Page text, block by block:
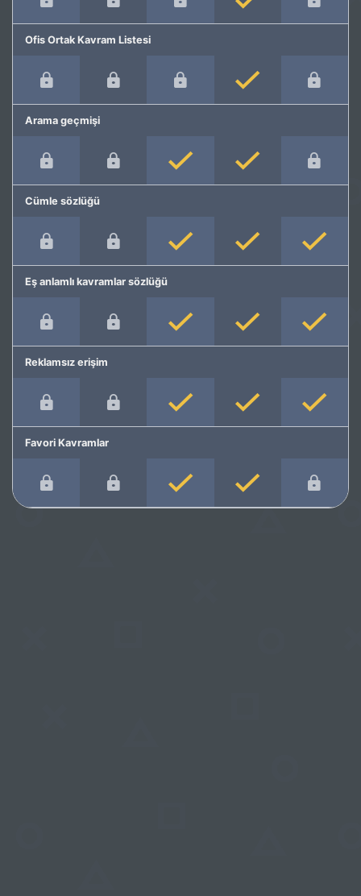
Ofis Ortak Kavram Listesi
Arama geçmişi
Cümle sözlüğü
Eş anlamlı kavramlar sözlüğü
Reklamsız erişim
Favori Kavramlar